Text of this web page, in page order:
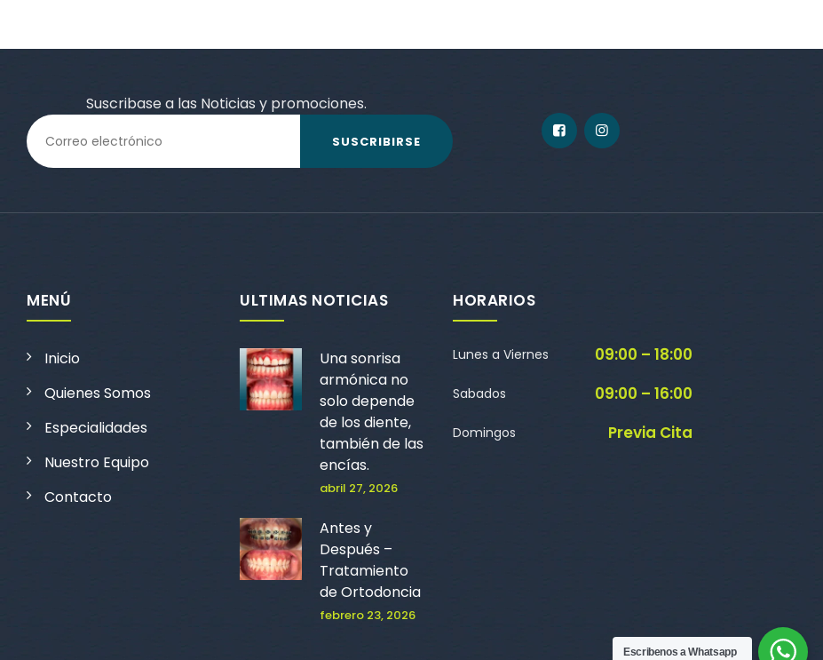
Suscribase a las Noticias y promociones.
SUSCRIBIRSE
MENÚ
Inicio
Quienes Somos
Especialidades
Nuestro Equipo
Contacto
ULTIMAS NOTICIAS
Una sonrisa
armónica no
solo depende
de los diente,
también de las
encías.
abril 27, 2026
Antes y
Después –
Tratamiento
de Ortodoncia
febrero 23, 2026
HORARIOS
Lunes a Viernes 09:00 – 18:00
Sabados 09:00 – 16:00
Domingos Previa Cita
Escribenos a Whatsapp